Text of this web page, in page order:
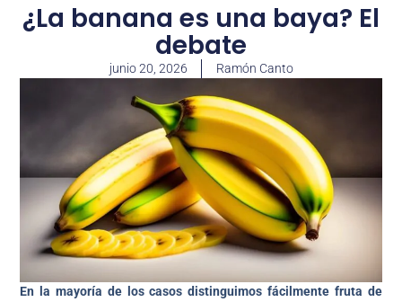
¿La banana es una baya? El
debate
junio 20, 2026 Ramón Canto
En la mayoría de los casos distinguimos fácilmente fruta de